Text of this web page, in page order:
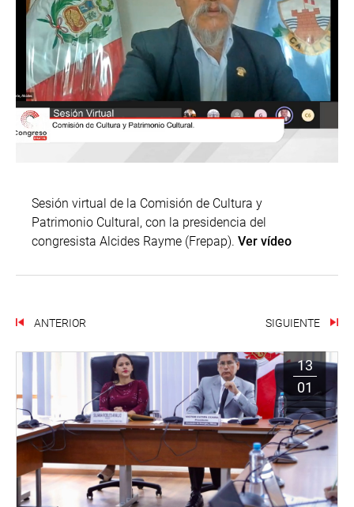
Sesión virtual de la Comisión de Cultura y
Patrimonio Cultural, con la presidencia del
congresista Alcides Rayme (Frepap). Ver vídeo
ANTERIOR SIGUIENTE
13
01